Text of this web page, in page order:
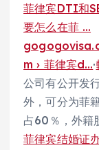
菲律宾DTI和
要怎么在菲 …
m › 菲律宾d…·
公司有公开发
外，可分为菲
占60％，外籍
菲律宾结婚证